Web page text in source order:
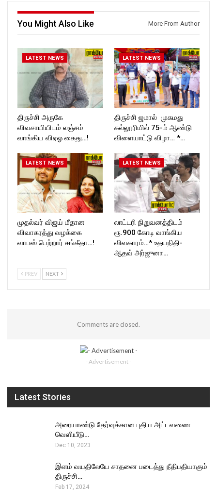
ckforttimes/
Follow us on:
You Might Also Like More From Author
LATEST NEWS
திருச்சி அருகே
விவசாயியிடம் லஞ்சம்
வாங்கிய விஏஓ கைது…!
LATEST NEWS
திருச்சி ஜமால் முகமது
கல்லூரியில் 75-ம் ஆண்டு
விளையாட்டு விழா… *…
LATEST NEWS
முதல்வர் விஜய் மீதான
விவாகரத்து வழக்கை
வாபஸ் பெற்றார் சங்கீதா…!
LATEST NEWS
லாட்டரி நிறுவனத்திடம்
ரூ.900 கோடி வாங்கிய
விவகாரம்…* உதயநிதி-
ஆதவ் அர்ஜுனா…
PREV NEXT
Comments are closed.
- Advertisement -
Latest Stories
அரையாண்டு தேர்வுக்கான புதிய அட்டவணை
வெளியீடு…
Dec 10, 2023
இளம் வயதிலேயே சாதனை படைத்து நீதிபதியாகும்
திருச்சி…
Feb 17, 2024